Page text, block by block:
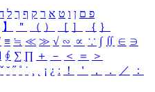
פ ם ן ו ט א ר ק ף ך ל
】 ＂ （ ） ［ ］ ｛ ｝
≡ ≒ ≪ ≫ √ ∽ ∝ ∵ ∫ ∬ ∈ ∋
∮ ∑ ∏ ＋ － ＜ ＝
＞
ˇ ˘ ˝ ˚ ˙ ¸ ¡ ¿ ː ！ ＇ ， ． ／
：